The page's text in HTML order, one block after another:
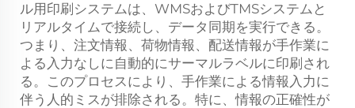
ル用印刷システムは、WMSおよびTMSシステムと
リアルタイムで接続し、データ同期を実行できる。
つまり、注文情報、荷物情報、配送情報が手作業に
よる入力なしに自動的にサーマルラベルに印刷され
る。このプロセスにより、手作業による情報入力に
伴う人的ミスが排除される。特に、情報の正確性が